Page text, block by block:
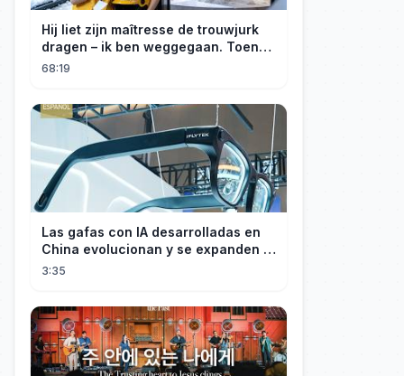
Hij liet zijn maîtresse de trouwjurk
dragen – ik ben weggegaan. Toen
hij erachter kwam dat ik erfgenares
68:19
Las gafas con IA desarrolladas en
China evolucionan y se expanden a
los mercados internacionales
3:35